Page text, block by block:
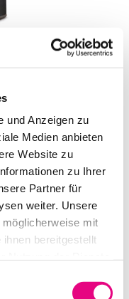
und Anzeigen zu
Medien anbieten
Website zu
zu Ihrer
Partner für
weiter. Unsere
mit
bereitgestellt